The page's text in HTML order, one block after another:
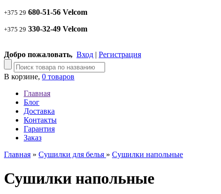
+375 29 680-51-56 Velcom
+375 29 330-32-49 Velcom
Добро пожаловать, Вход | Регистрация
В корзине, 0 товаров
Главная
Блог
Доставка
Контакты
Гарантия
Заказ
Главная » Сушилки для белья » Сушилки напольные
Сушилки напольные